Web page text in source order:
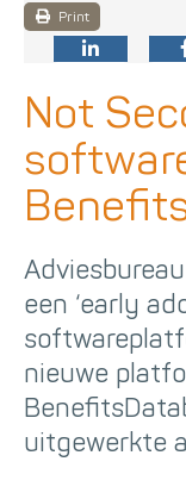
Print
Not
een ‘early
nieuwe
uitgewerkte